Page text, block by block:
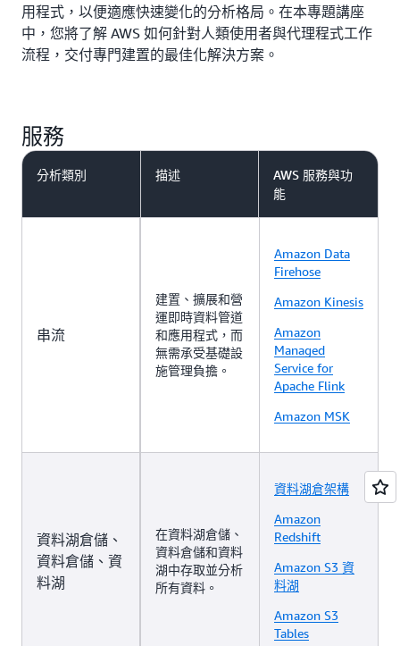
用程式，以便適應快速變化的分析格局。在本專題講座
中，您將了解 AWS 如何針對人類使用者與代理程式工作
流程，交付專門建置的最佳化解決方案。
服務
分析類別 描述
AWS 服務與功
能
串流
建置、擴展和營
運即時資料管道
和應用程式，而
無需承受基礎設
施管理負擔。
Amazon Data
Firehose
Amazon Kinesis
Amazon
Managed
Service for
Apache Flink
Amazon MSK
資料湖倉儲、
資料倉儲、資
料湖
在資料湖倉儲、
資料倉儲和資料
湖中存取並分析
所有資料。
資料湖倉架構
Amazon
Redshift
Amazon S3 資
料湖
Amazon S3
Tables